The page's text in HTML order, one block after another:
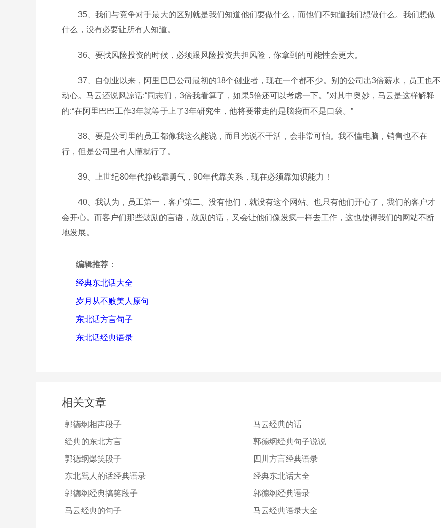
35、我们与竞争对手最大的区别就是我们知道他们要做什么，而他们不知道我们想做什么。我们想做
什么，没有必要让所有人知道。
36、要找风险投资的时候，必须跟风险投资共担风险，你拿到的可能性会更大。
37、自创业以来，阿里巴巴公司最初的18个创业者，现在一个都不少。别的公司出3倍薪水，员工也不
动心。马云还说风凉话:“同志们，3倍我看算了，如果5倍还可以考虑一下。”对其中奥妙，马云是这样解释
的:“在阿里巴巴工作3年就等于上了3年研究生，他将要带走的是脑袋而不是口袋。”
38、要是公司里的员工都像我这么能说，而且光说不干活，会非常可怕。我不懂电脑，销售也不在
行，但是公司里有人懂就行了。
39、上世纪80年代挣钱靠勇气，90年代靠关系，现在必须靠知识能力！
40、我认为，员工第一，客户第二。没有他们，就没有这个网站。也只有他们开心了，我们的客户才
会开心。而客户们那些鼓励的言语，鼓励的话，又会让他们像发疯一样去工作，这也使得我们的网站不断
地发展。
编辑推荐：
经典东北话大全
岁月从不败美人原句
东北话方言句子
东北话经典语录
相关文章
郭德纲相声段子
马云经典的话
经典的东北方言
郭德纲经典句子说说
郭德纲爆笑段子
四川方言经典语录
东北骂人的话经典语录
经典东北话大全
郭德纲经典搞笑段子
郭德纲经典语录
马云经典的句子
马云经典语录大全